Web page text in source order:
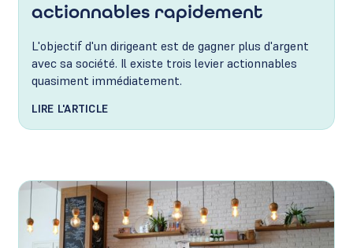
actionnables rapidement
L'objectif d'un dirigeant est de gagner plus d'argent
avec sa société. Il existe trois levier actionnables
quasiment immédiatement.
LIRE L'ARTICLE